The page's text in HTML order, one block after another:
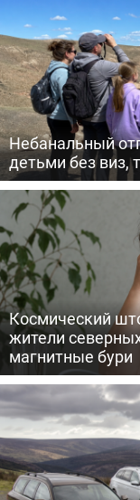
Небанальный
детьми без виз,
Космический
жители
магнитные бури